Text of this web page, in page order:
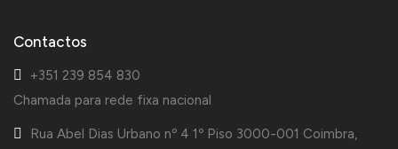
Contactos
+351 239 854 830
Chamada para rede fixa nacional
Rua Abel Dias Urbano nº 4 1º Piso 3000-001 Coimbra,